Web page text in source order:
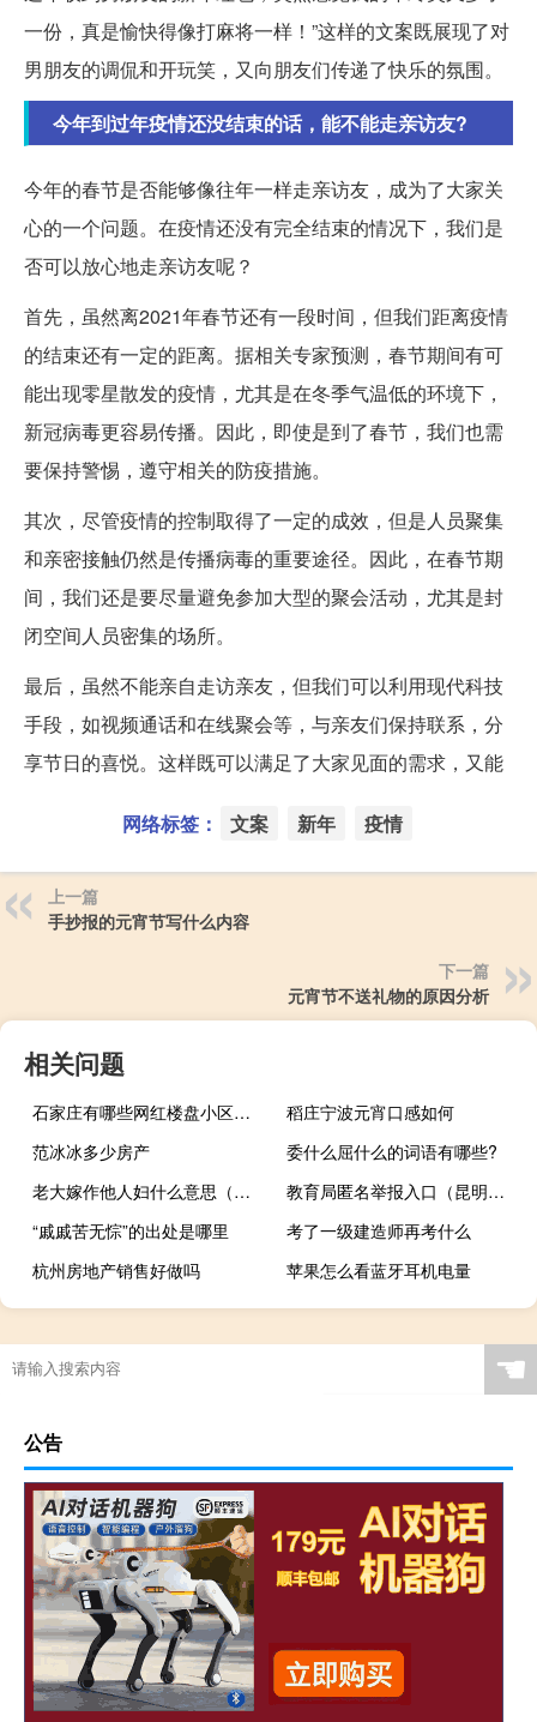
一份，真是愉快得像打麻将一样！”这样的文案既展现了对
男朋友的调侃和开玩笑，又向朋友们传递了快乐的氛围。
今年到过年疫情还没结束的话，能不能走亲访友?
今年的春节是否能够像往年一样走亲访友，成为了大家关
心的一个问题。在疫情还没有完全结束的情况下，我们是
否可以放心地走亲访友呢？
首先，虽然离2021年春节还有一段时间，但我们距离疫情
的结束还有一定的距离。据相关专家预测，春节期间有可
能出现零星散发的疫情，尤其是在冬季气温低的环境下，
新冠病毒更容易传播。因此，即使是到了春节，我们也需
要保持警惕，遵守相关的防疫措施。
其次，尽管疫情的控制取得了一定的成效，但是人员聚集
和亲密接触仍然是传播病毒的重要途径。因此，在春节期
间，我们还是要尽量避免参加大型的聚会活动，尤其是封
闭空间人员密集的场所。
最后，虽然不能亲自走访亲友，但我们可以利用现代科技
手段，如视频通话和在线聚会等，与亲友们保持联系，分
享节日的喜悦。这样既可以满足了大家见面的需求，又能
网络标签： 文案 新年 疫情
上一篇
手抄报的元宵节写什么内容
下一篇
元宵节不送礼物的原因分析
相关问题
石家庄有哪些网红楼盘小区？介绍5个最知名地产项目
稻庄宁波元宵口感如何
范冰冰多少房产
委什么屈什么的词语有哪些?
老大嫁作他人妇什么意思（老大嫁作三人妇）
教育局匿名举报入口（昆明教育局官网）
“戚戚苦无悰”的出处是哪里
考了一级建造师再考什么
杭州房地产销售好做吗
苹果怎么看蓝牙耳机电量
uv400镜片是什么意思
☚
公告